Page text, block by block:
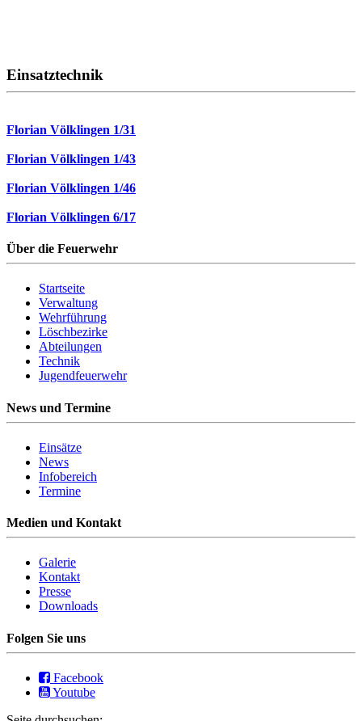
Einsatztechnik
Florian Völklingen 1/31
Florian Völklingen 1/43
Florian Völklingen 1/46
Florian Völklingen 6/17
Über die Feuerwehr
Startseite
Verwaltung
Wehrführung
Löschbezirke
Abteilungen
Technik
Jugendfeuerwehr
News und Termine
Einsätze
News
Infobereich
Termine
Medien und Kontakt
Galerie
Kontakt
Presse
Downloads
Folgen Sie uns
Facebook
Youtube